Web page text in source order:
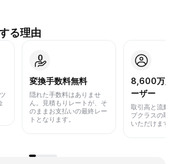
る理由
変換手数料無料
隠れた手数料はありませ
ん。見積もりレートが、そ
のままお支払いの最終レー
トとなります。
8,600万人
ーザー
取引高と流動
プクラスの取
いただけます